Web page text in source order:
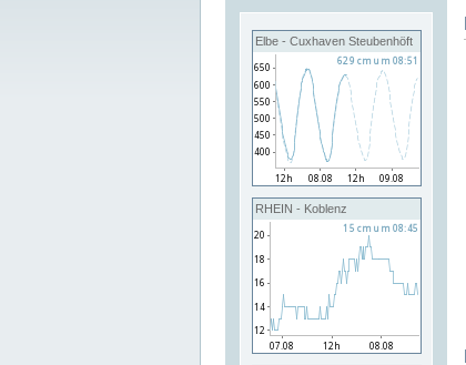
Elbe - Cuxhaven Steubenhöft
RHEIN - Koblenz